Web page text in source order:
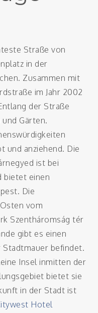
Straße von
in der
Zusammen mit
im Jahr 2002
der Straße
Gärten.
und anziehend. Die
ist bei
bietet einen
Die
vom
Szentháromság tér
gibt es einen
Stadtmauer befindet.
Insel inmitten der
bietet sie
in der Stadt ist
Hotel